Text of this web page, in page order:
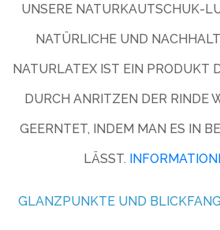
UNSERE NATURKAUTSCHUK-
NATÜRLICHE UND
NATURLATEX IST EIN PRODUKT
DURCH ANRITZEN DER RINDE
GEERNTET, INDEM MAN ES IN
ÄSST.
GLANZPUNKTE UND